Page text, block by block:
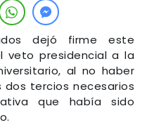
dejó firme este
veto presidencial a la
al no haber
tercios necesarios
que había sido